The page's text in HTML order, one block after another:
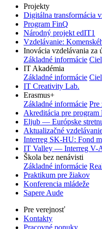
Projekty
Digitálna transformácia
Program FinQ
Národný projekt edIT1
Vzdelávanie:
Inovácia vzdelávania za
Základné informácie
IT Akadémia
Základné informácie
IT Creativity Lab.
Erasmus+
Základné informácie Pre
Akreditácia pre program
Eljub — Európske
Aktualizačné
Interreg SK-HU: Fond
IT Valley — Interreg V-
Škola bez nenávisti
Základné informácie
Praktikum pre žiakov
Konferencia mládeže
Sapere Aude
Pre verejnosť
Kontakty
Pracovné ponuky